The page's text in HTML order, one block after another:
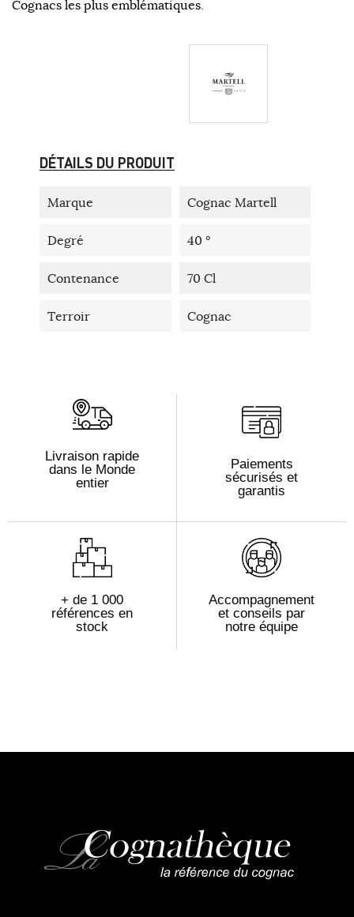
Cognacs les plus emblématiques.
DÉTAILS DU PRODUIT
Marque Cognac Martell
Degré 40 °
Contenance 70 Cl
Terroir Cognac
Livraison rapide
dans le Monde
entier
Paiements
sécurisés et
garantis
+ de 1 000
références en
stock
Accompagnement
et conseils par
notre équipe